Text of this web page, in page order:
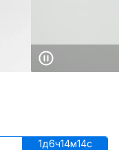
1д6ч14м14c